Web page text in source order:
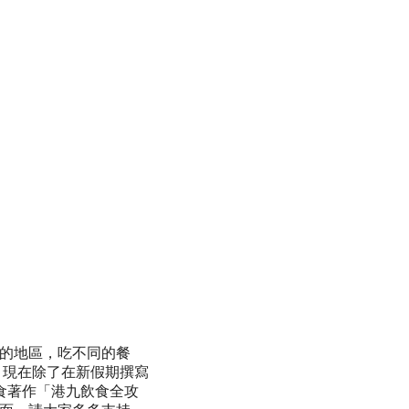
地區，吃不同的餐
在除了在新假期撰寫
著作「港九飲食全攻